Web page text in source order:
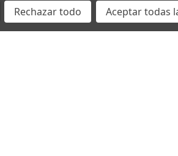
Rechazar todo Aceptar todas